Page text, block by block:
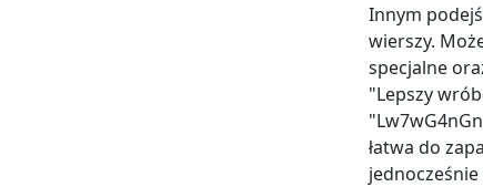
Innym
wierszy.
specjalne
"Lepszy
łatwa do